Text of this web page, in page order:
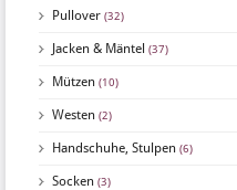
Pullover (32)
Jacken & Mäntel (37)
Mützen (10)
Westen (2)
Handschuhe, Stulpen (6)
Socken (3)